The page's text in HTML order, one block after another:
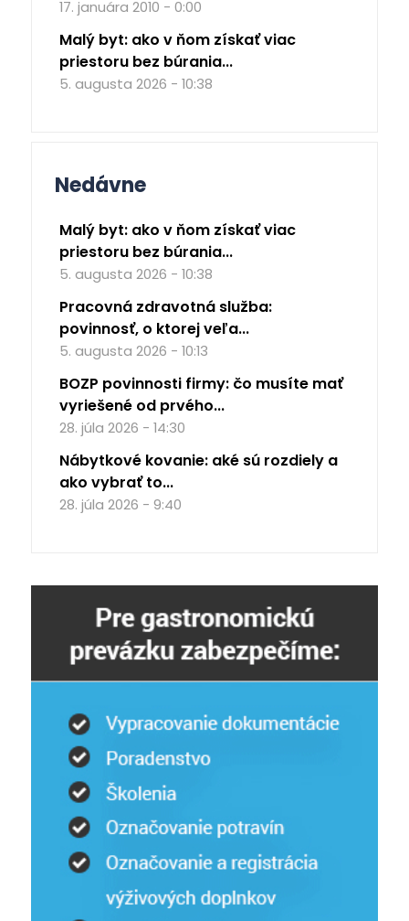
17. januára 2010 - 0:00
Malý byt: ako v ňom získať viac
priestoru bez búrania...
5. augusta 2026 - 10:38
Nedávne
Malý byt: ako v ňom získať viac
priestoru bez búrania...
5. augusta 2026 - 10:38
Pracovná zdravotná služba:
povinnosť, o ktorej veľa...
5. augusta 2026 - 10:13
BOZP povinnosti firmy: čo musíte mať
vyriešené od prvého...
28. júla 2026 - 14:30
Nábytkové kovanie: aké sú rozdiely a
ako vybrať to...
28. júla 2026 - 9:40